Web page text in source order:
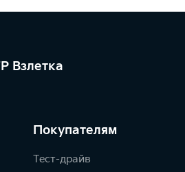
Взлетка
Покупателям
Тест-драйв